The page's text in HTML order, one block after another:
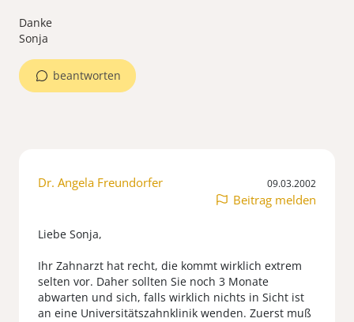
Danke
Sonja
beantworten
Dr. Angela Freundorfer 09.03.2002
Beitrag melden
Liebe Sonja,
Ihr Zahnarzt hat recht, die kommt wirklich extrem
selten vor. Daher sollten Sie noch 3 Monate
abwarten und sich, falls wirklich nichts in Sicht ist
an eine Universitätszahnklinik wenden. Zuerst muß